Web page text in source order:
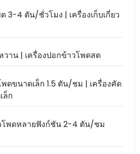
3-4 ตัน/ชั่วโมง | เครื่องเก็บเกี่ยว
วาน | เครื่องปอกข้าวโพดสด
ดขนาดเล็ก 1.5 ตัน/ชม | เครื่องคัด
ล็ก
โพดหลายฟังก์ชัน 2-4 ตัน/ชม